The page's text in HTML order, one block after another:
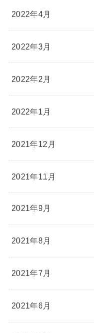
2022年4月
2022年3月
2022年2月
2022年1月
2021年12月
2021年11月
2021年9月
2021年8月
2021年7月
2021年6月